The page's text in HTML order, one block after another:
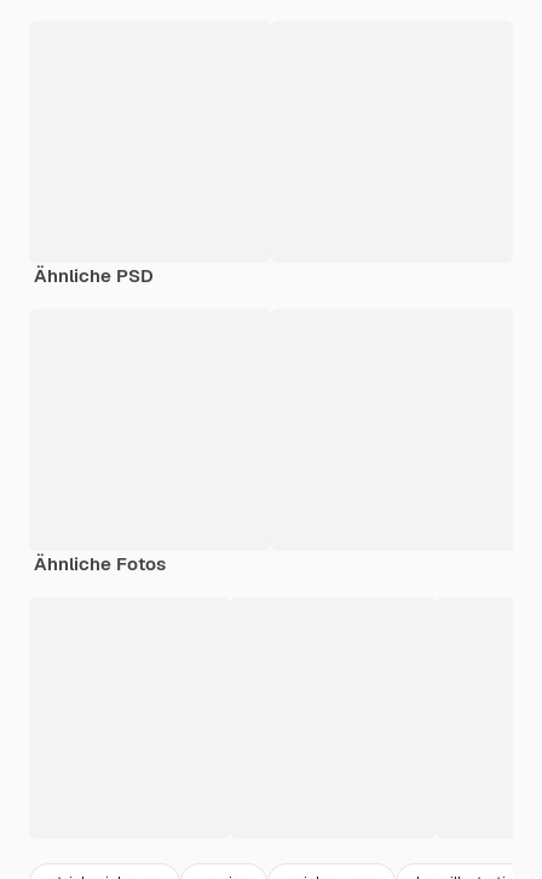
Ähnliche PSD
Ähnliche Fotos